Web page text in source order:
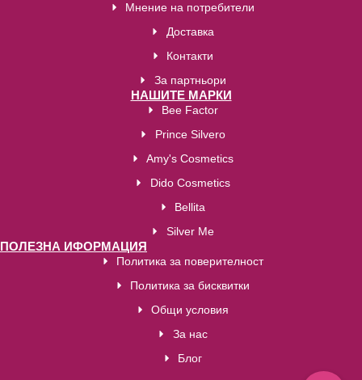
Мнение на потребители
Доставка
Контакти
За партньори
НАШИТЕ МАРКИ
Bee Factor
Prince Silvero
Amy's Cosmetics
Dido Cosmetics
Bellita
Silver Me
ПОЛЕЗНА ИФОРМАЦИЯ
Политика за поверителност
Политика за бисквитки
Общи условия
За нас
Блог